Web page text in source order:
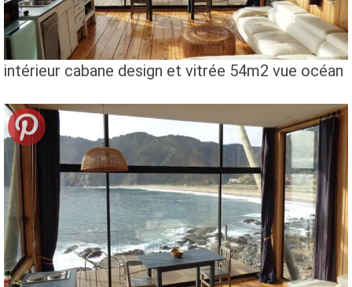
intérieur cabane design et vitrée 54m2 vue océan